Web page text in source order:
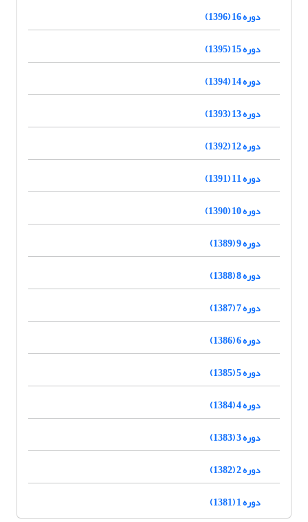
دوره 16 (1396)
دوره 15 (1395)
دوره 14 (1394)
دوره 13 (1393)
دوره 12 (1392)
دوره 11 (1391)
دوره 10 (1390)
دوره 9 (1389)
دوره 8 (1388)
دوره 7 (1387)
دوره 6 (1386)
دوره 5 (1385)
دوره 4 (1384)
دوره 3 (1383)
دوره 2 (1382)
دوره 1 (1381)